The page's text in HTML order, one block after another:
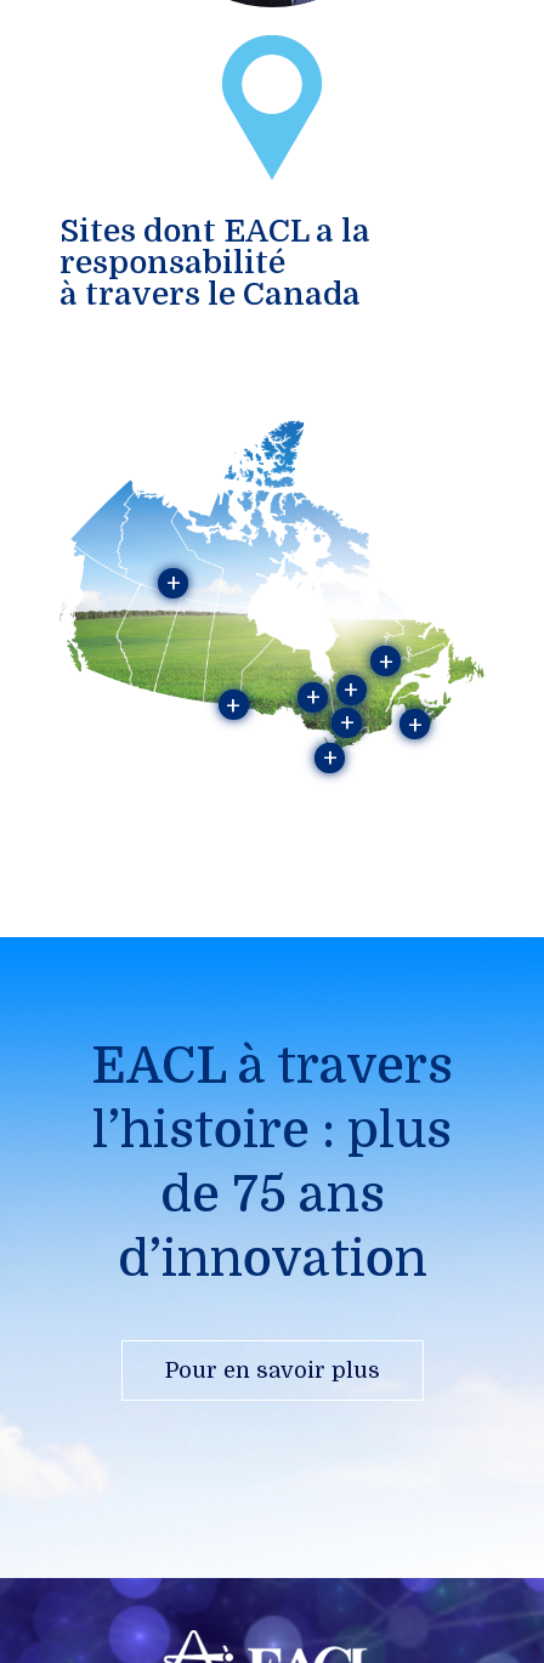
Sites dont EACL a la
responsabilité
à travers le Canada
+
+
+
+
+
+
+
+
EACL à travers
l’histoire : plus
de 75 ans
d’innovation
Pour en savoir plus